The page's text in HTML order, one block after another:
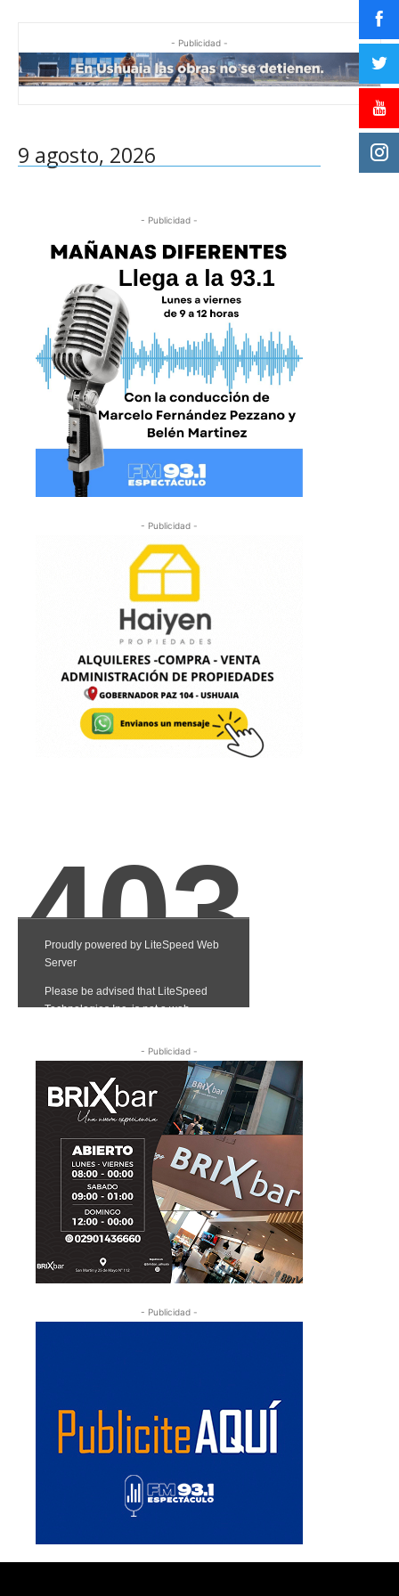
- Publicidad -
9 agosto, 2026
- Publicidad -
- Publicidad -
- Publicidad -
- Publicidad -